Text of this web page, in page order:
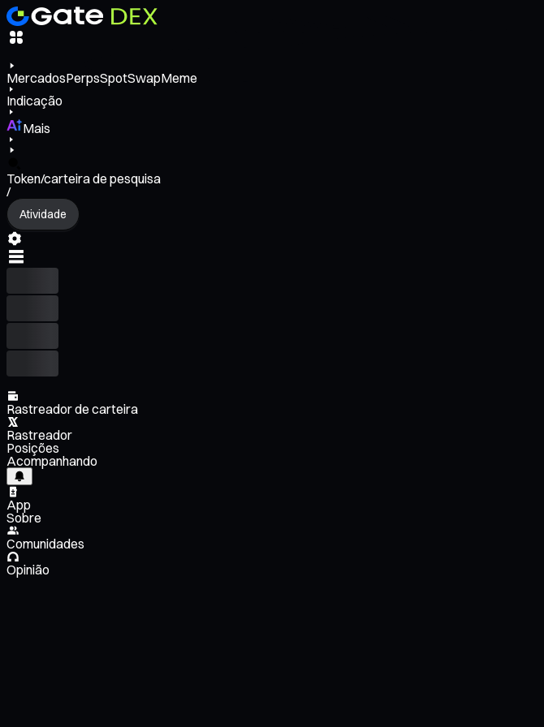
MercadosPerpsSpotSwapMeme
Indicação
Mais
Token/carteira de pesquisa
/
Atividade
Rastreador de carteira
Rastreador
Posições
Acompanhando
App
Sobre
Comunidades
Opinião